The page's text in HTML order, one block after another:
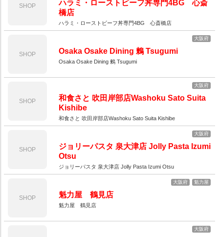
SHOP
ハラミ・ローストビーフ丼専門4BG 心斎
橋店
ハラミ・ローストビーフ丼専門4BG 心斎橋店
SHOP
大阪府
Osaka Osake Dining 鶫 Tsugumi
Osaka Osake Dining 鶫 Tsugumi
SHOP
大阪府
和食さと 吹田岸部店Washoku Sato Suita
Kishibe
和食さと 吹田岸部店Washoku Sato Suita Kishibe
SHOP
大阪府
ジョリーパスタ 泉大津店 Jolly Pasta Izumi
Otsu
ジョリーパスタ 泉大津店 Jolly Pasta Izumi Otsu
SHOP
大阪府 魁力屋
魁力屋 鶴見店
魁力屋 鶴見店
大阪府